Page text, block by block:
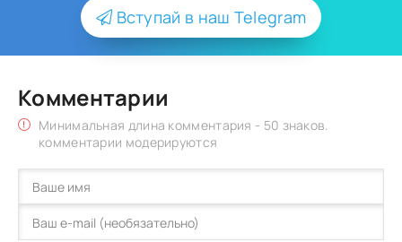
Вступай в наш Telegram
Комментарии
Минимальная длина комментария - 50 знаков.
комментарии модерируются